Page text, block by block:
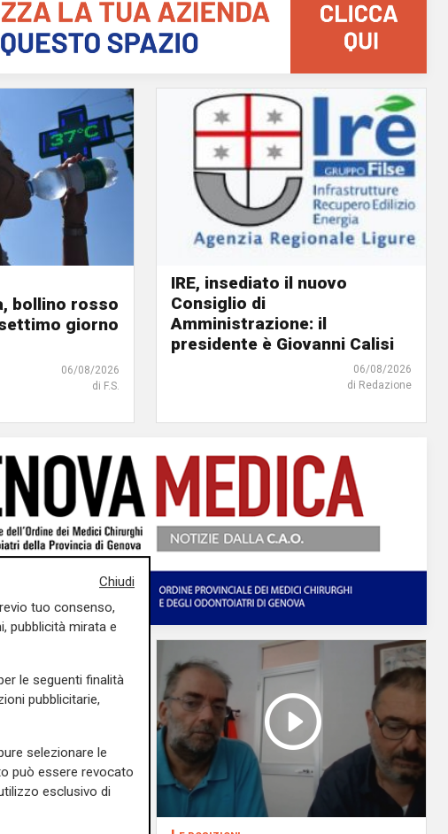
bollino rosso
giorno
06/08/2026
di F.S.
IRE, insediato il nuovo
Consiglio di
Amministrazione: il
presidente è Giovanni Calisi
06/08/2026
di Redazione
Chiudi
tuo consenso,
pubblicità mirata e
le seguenti finalità
pubblicitarie,
selezionare le
può essere revocato
esclusivo di